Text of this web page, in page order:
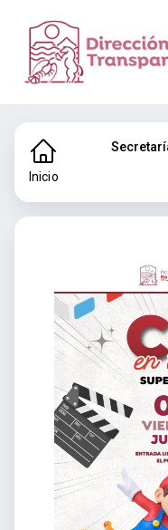
Inicio